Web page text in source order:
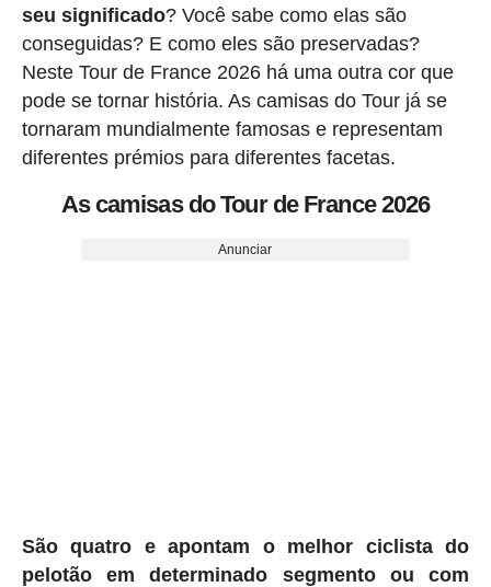
seu significado? Você sabe como elas são
conseguidas? E como eles são preservadas?
Neste Tour de France 2026 há uma outra cor que
pode se tornar história. As camisas do Tour já se
tornaram mundialmente famosas e representam
diferentes prémios para diferentes facetas.
As camisas do Tour de France 2026
Anunciar
São quatro e apontam o melhor ciclista do
pelotão em determinado segmento ou com